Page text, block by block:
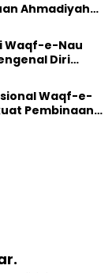
Ahmadiyah
Waqf-e-Nau
Diri
Waqf-e-
Pembinaan